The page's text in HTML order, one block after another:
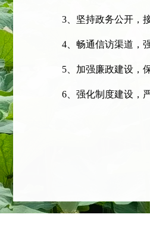
3、坚持政务公开，接
4、畅通信访渠道，强
5、加强廉政建设，保
6、强化制度建设，严